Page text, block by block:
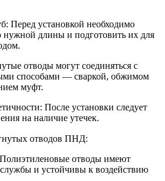
Перед установкой необходимо
нужной длины и подготовить их для
отводы могут соединяться с
способами — сваркой, обжимом
муфт.
После установки следует
на наличие утечек.
отводов ПНД:
Полиэтиленовые отводы имеют
и устойчивы к воздействию